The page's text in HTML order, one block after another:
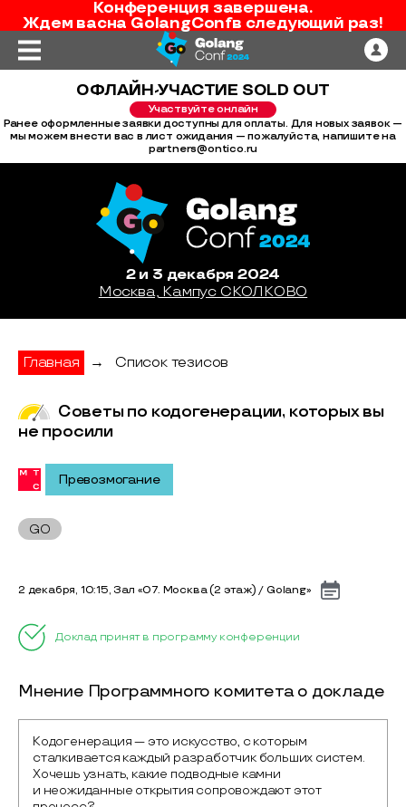
Конференция завершена.
Ждем васна GolangConfв следующий раз!
ОФЛАЙН-УЧАСТИЕ SOLD OUT
Участвуйте онлайн
Ранее оформленные заявки доступны для оплаты. Для новых заявок —
мы можем внести вас в лист ожидания — пожалуйста, напишите на
partners@ontico.ru
2 и 3 декабря 2024
Москва, Кампус СКОЛКОВО
Главная → Список тезисов
Советы по кодогенерации, которых вы
не просили
Превозмогание
GO
2 декабря, 10:15, Зал «07. Москва (2 этаж) / Golang»
Доклад принят в программу конференции
Мнение Программного комитета о докладе
Кодогенерация — это искусство, с которым
сталкивается каждый разработчик больших систем.
Хочешь узнать, какие подводные камни
и неожиданные открытия сопровождают этот